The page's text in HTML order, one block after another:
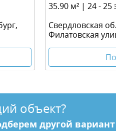
35.90 м² | 24 - 25
Свердловская
Филатовская
объект?
другой вариант